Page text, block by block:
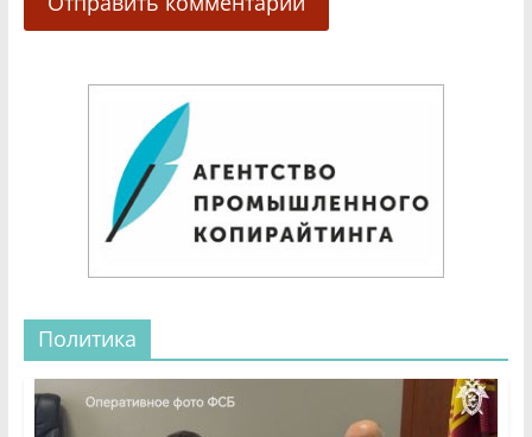
Политика